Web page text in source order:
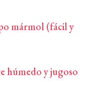
mármol (fácil y
húmedo y jugoso